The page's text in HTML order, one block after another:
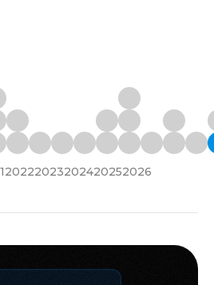
20222023202420252026